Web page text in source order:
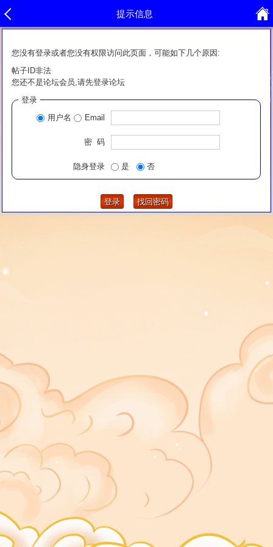
提示信息
您没有登录或者您没有权限访问此页面，可能如下几个原因:
帖子ID非法
您还不是论坛会员,请先登录论坛
登录
用户名
Email
密 码
隐身登录 是 否